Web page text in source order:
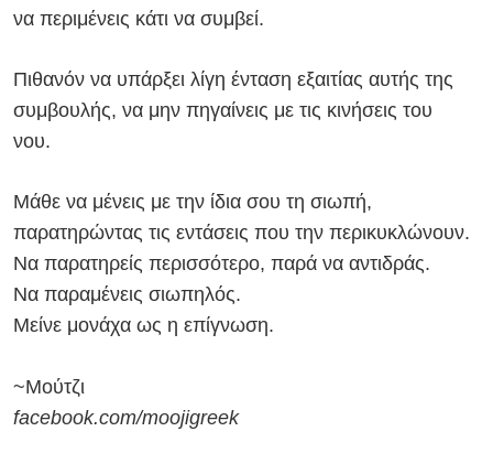
να περιμένεις κάτι να συμβεί.
Πιθανόν να υπάρξει λίγη ένταση εξαιτίας αυτής της
συμβουλής, να μην πηγαίνεις με τις κινήσεις του
νου.
Μάθε να μένεις με την ίδια σου τη σιωπή,
παρατηρώντας τις εντάσεις που την περικυκλώνουν.
Να παρατηρείς περισσότερο, παρά να αντιδράς.
Να παραμένεις σιωπηλός.
Μείνε μονάχα ως η επίγνωση.
~Μούτζι
facebook.com/moojigreek